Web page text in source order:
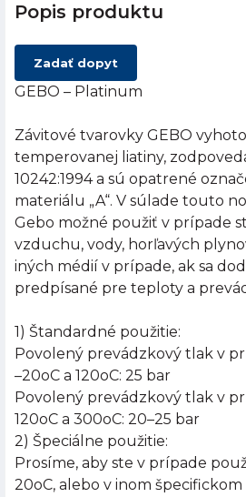
Popis produktu
Zadať dopyt
GEBO – Platinum
Závitové tvarovky GEBO
temperovanej liatiny,
10242:1994 a sú opatrené
materiálu „A“. V súlade touto
Gebo možné použiť v prípade
vzduchu, vody, horľavých
iných médií v prípade, ak sa
predpísané pre teploty a
1) Štandardné použitie:
Povolený prevádzkový tlak v
–20oC a 120oC: 25 bar
Povolený prevádzkový tlak v
120oC a 300oC: 20–25 bar
2) Špeciálne použitie:
Prosíme, aby ste v prípade
20oC, alebo v inom